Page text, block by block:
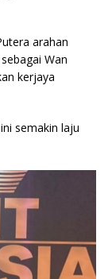
arahan
Wan
kerjaya
semakin laju